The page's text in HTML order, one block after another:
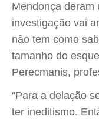
Mendonça deram
investigação vai
não tem como
tamanho do
Perecmanis,
"Para a delação
ter ineditismo.